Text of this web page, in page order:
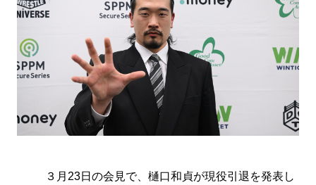
３月23日の会見で、樋口和貞が現役引退を発表し